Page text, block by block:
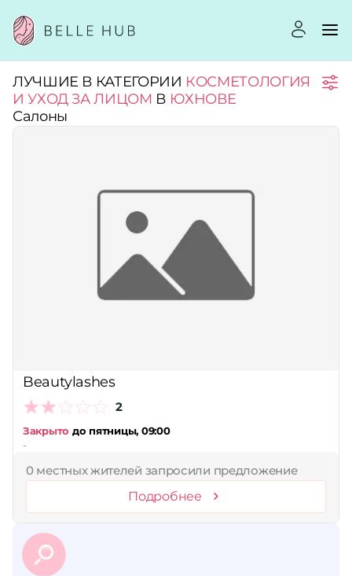
Город:
ЛУЧШИЕ В КАТЕГОРИИ КОСМЕТОЛОГИЯ
И УХОД ЗА ЛИЦОМ В ЮХНОВЕ
Салоны
Beautylashes
2
Закрыто до пятницы, 09:00
-
0 местных жителей запросили предложение
Подробнее